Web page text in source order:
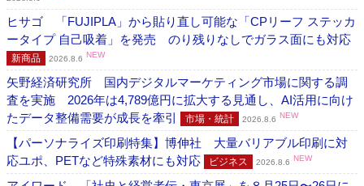
ヒサゴ 「FUJIPLA」から貼り直し可能な「CPリーフ ステッカ
ータイプ 自己吸着」を発売 のり残りなしでガラス面にも対応
新商品 2026.8.6 NEW
矢野経済研究所 国内デジタルマーケティング市場に関する調
査を実施 2026年は4,789億円に拡大する見通し、AI活用に向け
たデータ整備需要が成長を牽引
市場・統計 2026.8.6 NEW
【パーソナライズ印刷特集】博伸社 大量バリアブル印刷に対
応ユポ、PETなど特殊素材にも対応
ビジネス 2026.8.6 NEW